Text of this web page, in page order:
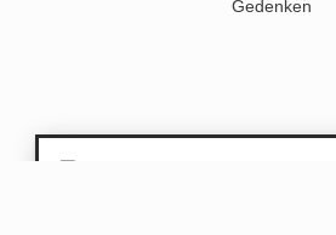
Gedenken